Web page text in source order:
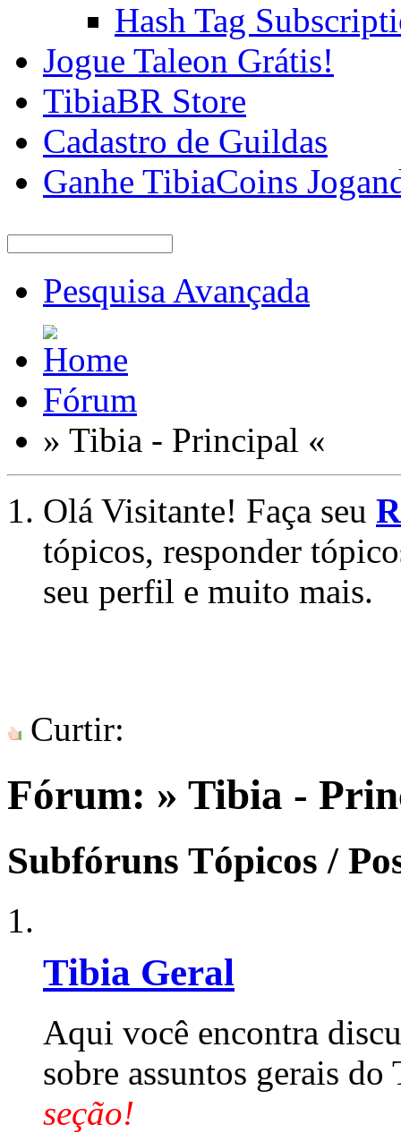
Hash Tag
Jogue Taleon Grátis!
TibiaBR Store
Cadastro de Guildas
Ganhe TibiaCoins
Pesquisa Avançada
Fórum
» Tibia - Principal «
Olá Visitante! Faça seu
tópicos, responder
seu perfil e muito mais.
Curtir:
Fórum: » Tibia -
Subfóruns Tópicos /
Tibia Geral
Aqui você encontra
sobre assuntos gerais
seção!